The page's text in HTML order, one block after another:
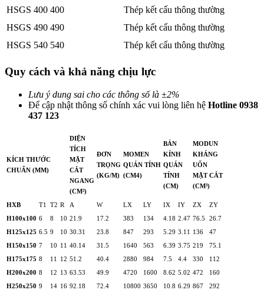
HSGS 400 400
Thép kết cấu thông thường
HSGS 490 490
Thép kết cấu thông thường
HSGS 540 540 Thép kết cấu thông thường
Quy cách và khả năng chịu lực
Lưu ý dung sai cho các thông số là ±2%
Để cập nhật thông số chính xác vui lòng liên hệ Hotline 0938
437 123
KÍCH THƯỚC
CHUẨN (MM)
DIỆN
TÍCH
MẶT
CẮT
NGANG
(CM²)
ĐƠN
TRỌNG
(KG/M)
MOMEN
QUÁN TÍNH
(CM4)
BÁN
KÍNH
QUÁN
TÍNH
(CM)
MODUN
KHÁNG
UỐN
MẶT CẮT
(CM³)
HXB T1 T2 R A W LX LY IX IY ZX ZY
H100x100 6 8 10 21.9 17.2 383 134 4.18 2.47 76.5 26.7
H125x125 6.5 9 10 30.31 23.8 847 293 5.29 3.11 136 47
H150x150 7 10 11 40.14 31.5 1640 563 6.39 3.75 219 75.1
H175x175 8 11 12 51.2 40.4 2880 984 7.5 4.4 330 112
H200x200 8 12 13 63.53 49.9 4720 1600 8.62 5.02 472 160
H250x250 9 14 16 92.18 72.4 10800 3650 10.8 6.29 867 292